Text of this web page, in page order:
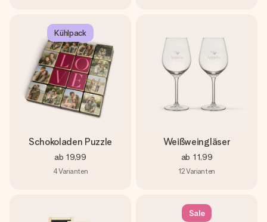
Kühlpack
Schokoladen Puzzle
ab 19,99
4Varianten
Weißweingläser
ab 11,99
12Varianten
Sale